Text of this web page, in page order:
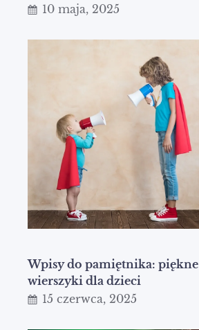
10 maja, 2025
Wpisy do pamiętnika: piękne
wierszyki dla dzieci
15 czerwca, 2025